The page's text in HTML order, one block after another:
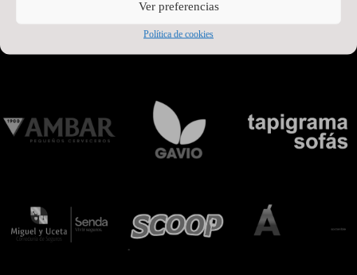
Ver preferencias
Política de cookies
PATROCINADORES OFICIALES PREMIUM